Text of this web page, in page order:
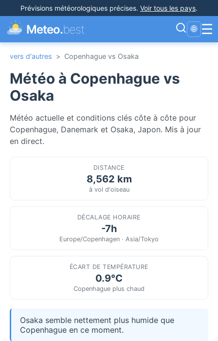
Prévisions météorologiques précises. Voir tous les pays.
Meteo.best 🌐 ☰
vers d'autres > Copenhague vs Osaka
Météo à Copenhague vs
Osaka
Météo actuelle et conditions clés côte à côte pour
Copenhague, Danemark et Osaka, Japon. Mis à jour
en direct.
DISTANCE
8,562 km
à vol d'oiseau
DÉCALAGE HORAIRE
-7h
Europe/Copenhagen · Asia/Tokyo
ÉCART DE TEMPÉRATURE
0.9°C
Copenhague plus chaud
Osaka semble nettement plus humide que
Copenhague en ce moment.